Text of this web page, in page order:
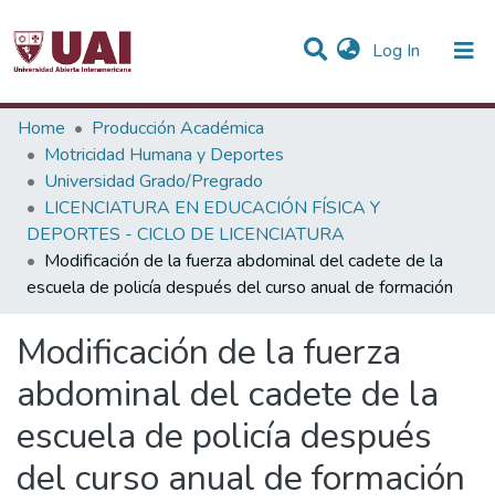
Log In (current)
Statistics
Communities & Collections
All of DSpace
Home
Producción Académica
Motricidad Humana y Deportes
Universidad Grado/Pregrado
LICENCIATURA EN EDUCACIÓN FÍSICA Y
DEPORTES - CICLO DE LICENCIATURA
Modificación de la fuerza abdominal del cadete de la
escuela de policía después del curso anual de formación
Modificación de la fuerza
abdominal del cadete de la
escuela de policía después
del curso anual de formación